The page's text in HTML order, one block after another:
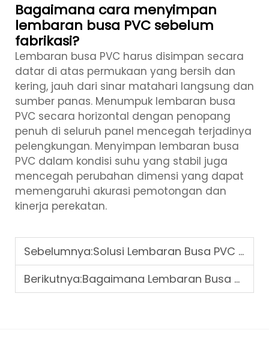
Bagaimana cara menyimpan
lembaran busa PVC sebelum
fabrikasi?
Lembaran busa PVC harus disimpan secara
datar di atas permukaan yang bersih dan
kering, jauh dari sinar matahari langsung dan
sumber panas. Menumpuk lembaran busa
PVC secara horizontal dengan penopang
penuh di seluruh panel mencegah terjadinya
pelengkungan. Menyimpan lembaran busa
PVC dalam kondisi suhu yang stabil juga
mencegah perubahan dimensi yang dapat
memengaruhi akurasi pemotongan dan
kinerja perekatan.
Sebelumnya:Solusi Lembaran Busa PVC untuk Lingkungan yang Rentan terhadap Kelembapan
Berikutnya:Bagaimana Lembaran Busa PVC Meningkatkan Presentasi Visual pada Tampilan Ritel